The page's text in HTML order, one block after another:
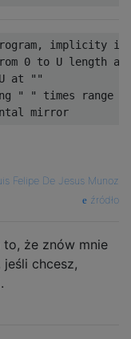
implicity
0 to U length and
at ""
" " times range
Felipe De Jesus Munoz
źródło
to, że znów mnie
jeśli chcesz,